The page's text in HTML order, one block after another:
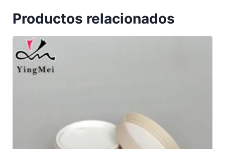
Productos relacionados